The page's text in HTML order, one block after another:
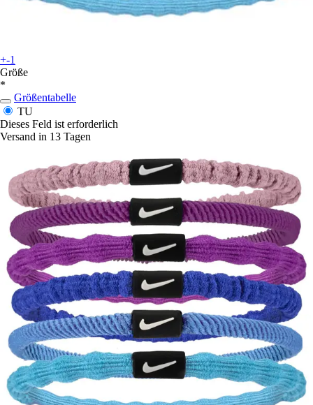
+-1
Größe
*
Größentabelle
TU
Dieses Feld ist erforderlich
Versand in 13 Tagen